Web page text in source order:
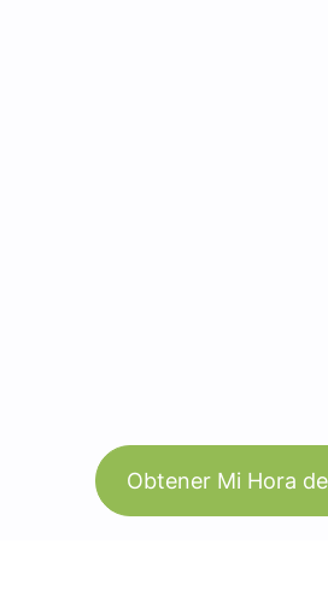
Obtener Mi Hora